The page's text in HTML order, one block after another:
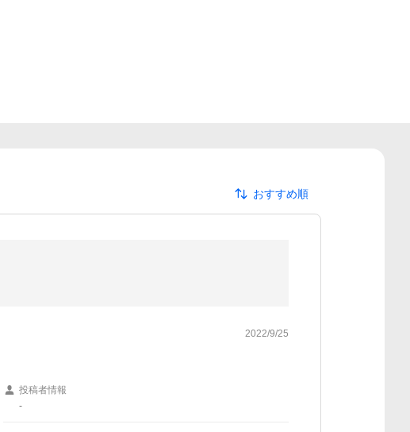
おすすめ順
2022/9/25
投稿者情報
-